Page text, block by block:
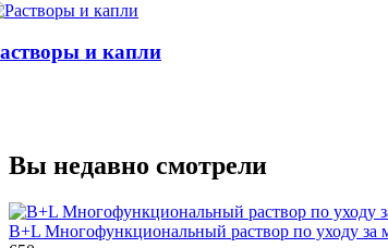
и капли
Вы недавно смотрели
B+L Многофункциональный раствор по уходу за